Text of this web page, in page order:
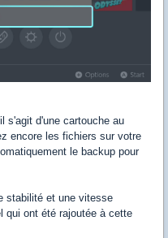
s'agit d'une cartouche au
encore les fichiers sur votre
le backup pour
stabilité et une vitesse
qui ont été rajoutée à cette